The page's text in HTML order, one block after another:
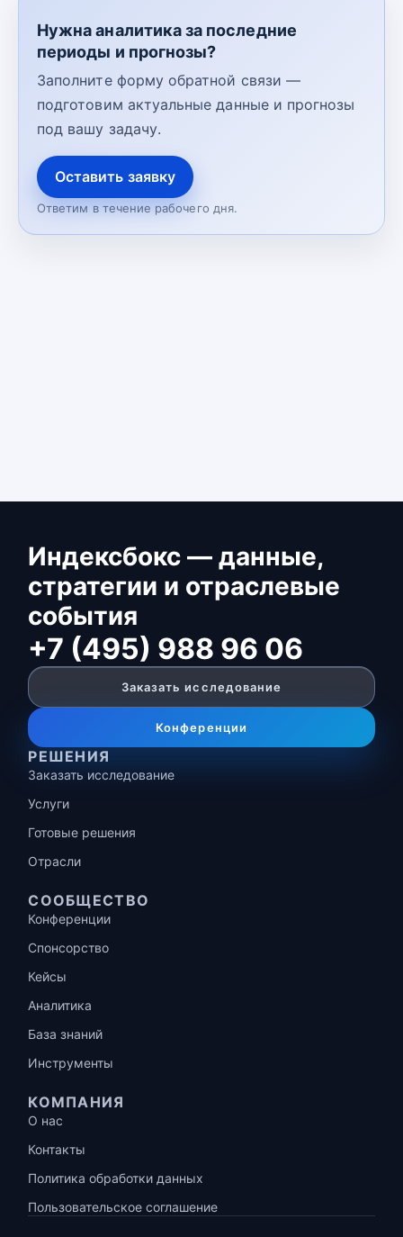
Нужна аналитика за последние
периоды и прогнозы?
Заполните форму обратной связи —
подготовим актуальные данные и прогнозы
под вашу задачу.
Оставить заявку
Ответим в течение рабочего дня.
Индексбокс — данные,
стратегии и отраслевые
события
+7 (495) 988 96 06
Заказать исследование
Конференции
РЕШЕНИЯ
Заказать исследование
Услуги
Готовые решения
Отрасли
СООБЩЕСТВО
Конференции
Спонсорство
Кейсы
Аналитика
База знаний
Инструменты
КОМПАНИЯ
О нас
Контакты
Политика обработки данных
Пользовательское соглашение